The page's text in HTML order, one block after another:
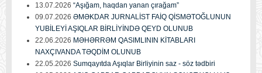
13.07.2026 “Aşığam, haqdan yanan çırağam”
09.07.2026 ƏMƏKDAR JURNALİST FAİQ QİSMƏTOĞLUNUN
YUBİLEYİ AŞIQLAR BİRLİYİNDƏ QEYD OLUNUB
22.06.2026 MƏHƏRRƏM QASIMLININ KİTABLARI
NAXÇIVANDA TƏQDİM OLUNUB
22.05.2026 Sumqayıtda Aşıqlar Birliyinin saz - söz tədbiri